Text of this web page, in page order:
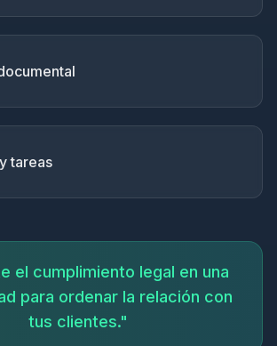
tareas
el cumplimiento legal en una
para ordenar la relación con
tus clientes."